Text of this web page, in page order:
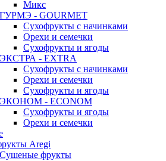
Микс
ГУРМЭ - GOURMET
Сухофрукты с начинками
Орехи и семечки
Сухофрукты и ягоды
ЭКСТРА - EXTRA
Сухофрукты с начинками
Орехи и семечки
Сухофрукты и ягоды
ЭКОНОМ - ECONOM
Сухофрукты и ягоды
Орехи и семечки
Aregi
Сушеные фрукты